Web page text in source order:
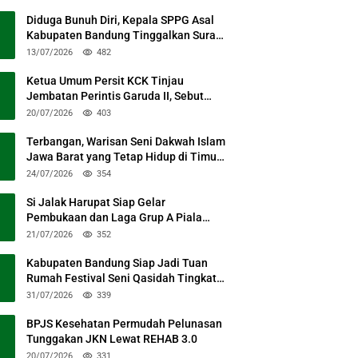
Diduga Bunuh Diri, Kepala SPPG Asal
Kabupaten Bandung Tinggalkan Surat
Permohonan Maaf
13/07/2026 482
Ketua Umum Persit KCK Tinjau
Jembatan Perintis Garuda II, Sebut
Simbol Kebersamaan TNI dan Rakyat
20/07/2026 403
Terbangan, Warisan Seni Dakwah Islam
Jawa Barat yang Tetap Hidup di Timur
Kabupaten Bandung
24/07/2026 354
Si Jalak Harupat Siap Gelar
Pembukaan dan Laga Grup A Piala
Presiden 2026 Sabtu Mendatang
21/07/2026 352
Kabupaten Bandung Siap Jadi Tuan
Rumah Festival Seni Qasidah Tingkat
Nasional
31/07/2026 339
BPJS Kesehatan Permudah Pelunasan
Tunggakan JKN Lewat REHAB 3.0
20/07/2026 331